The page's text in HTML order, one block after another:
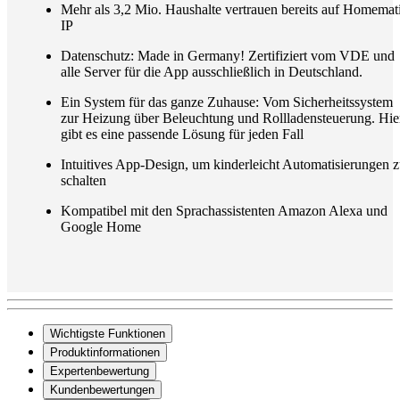
Mehr als 3,2 Mio. Haushalte vertrauen bereits auf
IP
Datenschutz: Made in Germany! Zertifiziert vom VDE und
alle Server für die App ausschließlich in Deutschland.
Ein System für das ganze Zuhause: Vom Sicherheitssystem
zur Heizung über Beleuchtung und Rollladensteuerung.
gibt es eine passende Lösung für jeden Fall
Intuitives App-Design, um kinderleicht Automatisierungen
schalten
Kompatibel mit den Sprachassistenten Amazon Alexa und
Google Home
Wichtigste Funktionen
Produktinformationen
Expertenbewertung
Kundenbewertungen